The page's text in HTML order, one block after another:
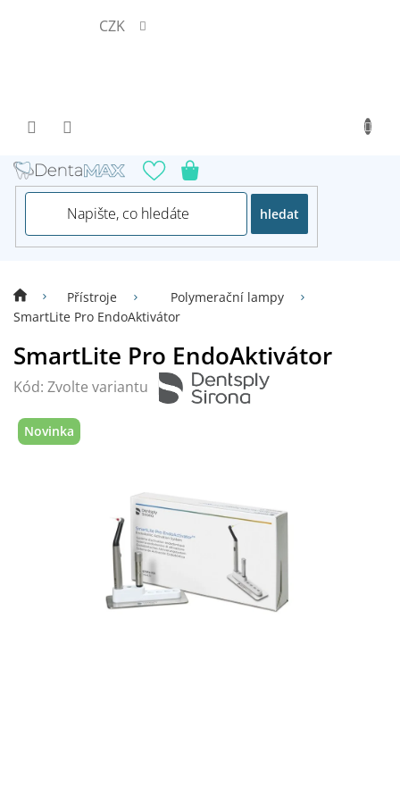
CZK
hledat
Přístroje
Polymerační lampy
SmartLite Pro EndoAktivátor
SmartLite Pro EndoAktivátor
Kód: Zvolte variantu
Novinka